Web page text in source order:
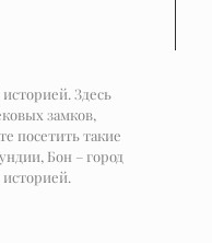
Здесь
замков,
посетить такие
Бон – город
историей.